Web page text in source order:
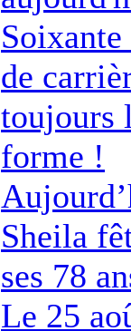
Soixante
de
toujours
forme !
Sheila
ses 78
Le 25